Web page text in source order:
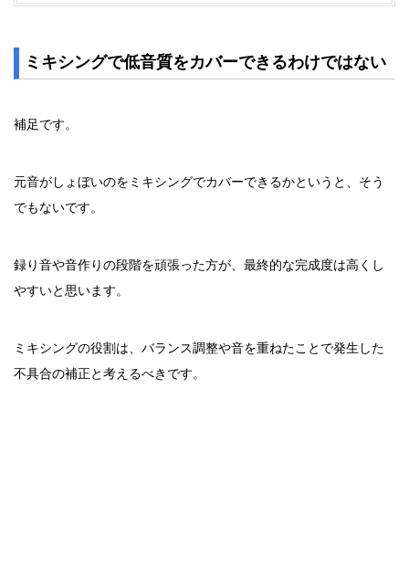
ミキシングで低音質をカバーできるわけではない
補足です。
元音がしょぼいのをミキシングでカバーできるかというと、そう
でもないです。
録り音や音作りの段階を頑張った方が、最終的な完成度は高くし
やすいと思います。
ミキシングの役割は、バランス調整や音を重ねたことで発生した
不具合の補正と考えるべきです。